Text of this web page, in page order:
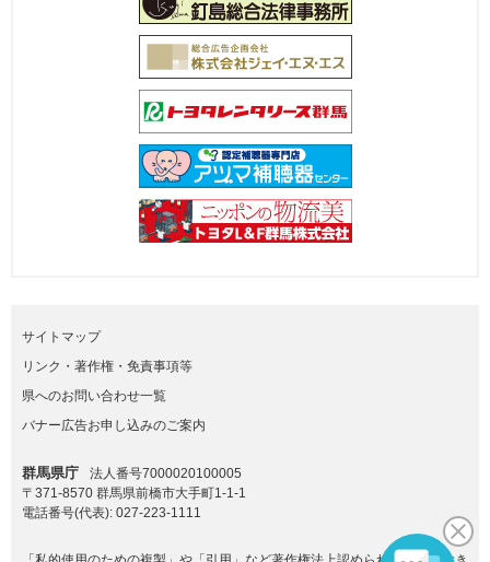
サイトマップ
リンク・著作権・免責事項等
県へのお問い合わせ一覧
バナー広告お申し込みのご案内
群馬県庁
法人番号7000020100005
〒371-8570 群馬県前橋市大手町1-1-1
電話番号(代表): 027-223-1111